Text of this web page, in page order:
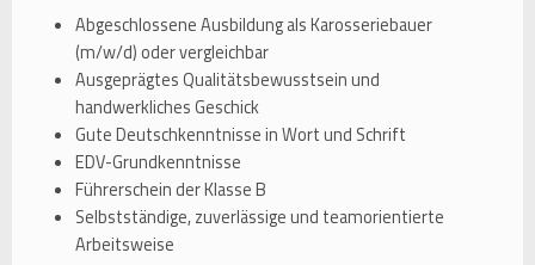
Abgeschlossene Ausbildung als Karosseriebauer
(m/w/d) oder vergleichbar
Ausgeprägtes Qualitätsbewusstsein und
handwerkliches Geschick
Gute Deutschkenntnisse in Wort und Schrift
EDV-Grundkenntnisse
Führerschein der Klasse B
Selbstständige, zuverlässige und teamorientierte
Arbeitsweise